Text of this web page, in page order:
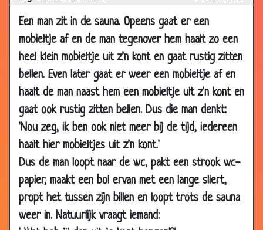
Een man zit in de sauna. Opeens gaat er een
mobieltje af en de man tegenover hem haalt zo een
heel klein mobieltje uit z'n kont en gaat rustig zitten
bellen. Even later gaat er weer een mobieltje af en
haalt de man naast hem een mobieltje uit z'n kont en
gaat ook rustig zitten bellen. Dus die man denkt:
'Nou zeg, ik ben ook niet meer bij de tijd, iedereen
haalt hier mobieltjes uit z'n kont.'
Dus de man loopt naar de wc, pakt een strook wc-
papier, maakt een bol ervan met een lange sliert,
propt het tussen zijn billen en loopt trots de sauna
weer in. Natuurlijk vraagt iemand:
02 Jan
Type mallorca
28 Dec
2006
Niet alles is wat het lijkt... 3.95
2006
Condooms
18 Dec
2006
Varken lol
10 Dec
2006
Menstruatiestoornis
01 Dec
2006
Warm 3.95
28 Nov
Vijfhonderd euro!